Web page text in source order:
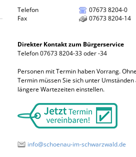
Telefon
07673 8204-0
Fax
07673 8204-14
Direkter Kontakt zum Bürgerservice
Telefon 07673 8204-33 oder -34
Personen mit Termin haben Vorrang.
Termin müssen Sie sich unter Umständen
längere Wartezeiten einstellen.
info@schoenau-im-schwarzwald.de